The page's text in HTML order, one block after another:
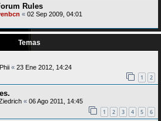
Rules
« 02 Sep 2009, 04:01
Temas
« 23 Ene 2012, 14:24
1 2
« 06 Ago 2011, 14:45
1 2 3 4 5 6